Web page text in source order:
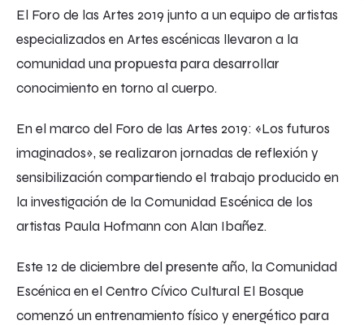
El Foro de las Artes 2019 junto a un equipo de artistas
especializados en Artes escénicas llevaron a la
comunidad una propuesta para desarrollar
conocimiento en torno al cuerpo.
En el marco del Foro de las Artes 2019: «Los futuros
imaginados», se realizaron jornadas de reflexión y
sensibilización compartiendo el trabajo producido en
la investigación de la Comunidad Escénica de los
artistas Paula Hofmann con Alan Ibañez.
Este 12 de diciembre del presente año, la Comunidad
Escénica en el Centro Cívico Cultural El Bosque
comenzó un entrenamiento físico y energético para